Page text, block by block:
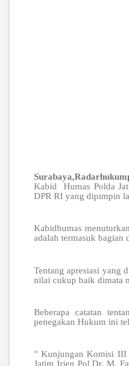
Kabid Humas Polda
DPR RI yang dipimpin
Kabidhumas
adalah termasuk
Tentang apresiasi yang
nilai cukup baik dimata
Beberapa catatan
penegakan Hukum ini
" Kunjungan Komisi III
Jatim Irjen Pol Dr. M.